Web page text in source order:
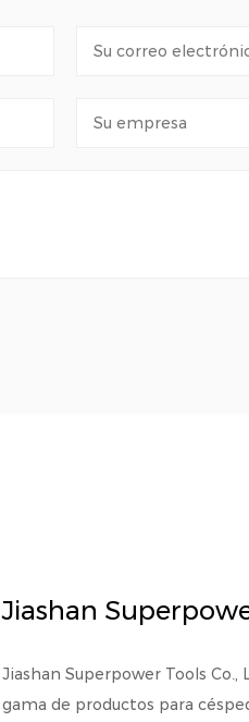
Jiashan
Jiashan Superpower Tools
gama de productos para